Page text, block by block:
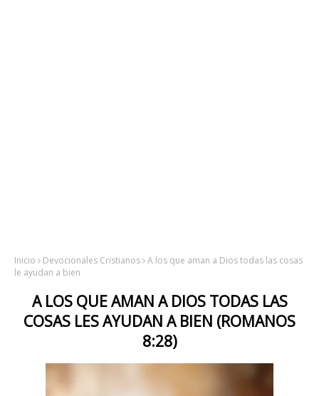
Inicio Devocionales Cristianos A los que aman a Dios todas las cosas
le ayudan a bien
A LOS QUE AMAN A DIOS TODAS LAS
COSAS LES AYUDAN A BIEN (ROMANOS
8:28)